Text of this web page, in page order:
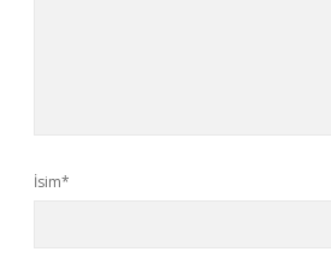
İsim*